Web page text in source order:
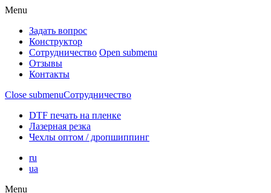
Menu
Задать вопрос
Конструктор
Сотрудничество Open submenu
Отзывы
Контакты
Close submenuСотрудничество
DTF печать на пленке
Лазерная резка
Чехлы оптом / дропшиппинг
ru
ua
Menu